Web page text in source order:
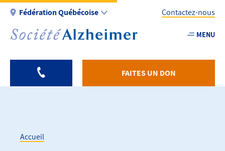
Aller
contenu
Fédération Québécoise
-
Fr
-
Contactez-nous
MENU
FAITES UN DON
Accueil